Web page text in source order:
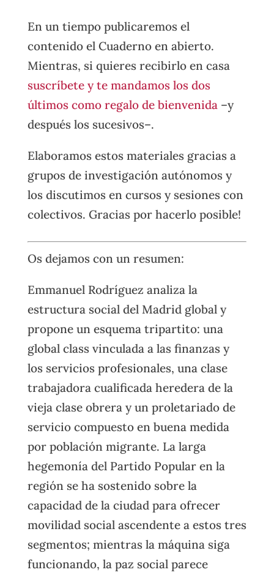
En un tiempo publicaremos el
contenido el Cuaderno en abierto.
Mientras, si quieres recibirlo en casa
suscríbete y te mandamos los dos
últimos como regalo de bienvenida–y
después los sucesivos–.
Elaboramos estos materiales gracias a
grupos de investigación autónomos y
los discutimos en cursos y sesiones con
colectivos. Gracias por hacerlo posible!
Os dejamos con un resumen:
Emmanuel Rodríguez analiza la
estructura social del Madrid global y
propone un esquema tripartito: una
global class vinculada a las finanzas y
los servicios profesionales, una clase
trabajadora cualificada heredera de la
vieja clase obrera y un proletariado de
servicio compuesto en buena medida
por población migrante. La larga
hegemonía del Partido Popular en la
región se ha sostenido sobre la
capacidad de la ciudad para ofrecer
movilidad social ascendente a estos tres
segmentos; mientras la máquina siga
funcionando, la paz social parece